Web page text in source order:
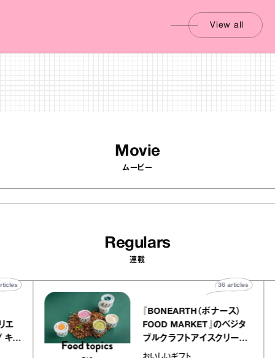
View all
Movie
ムービー
Regulars
連載
トリエ
ープ キャ
40articles
『BONEARTH（ボナース）
FOOD MARKET』のベジタ
ブルクラフトアイスクリーム
｜真野知子の「おいしいギフ
36articles